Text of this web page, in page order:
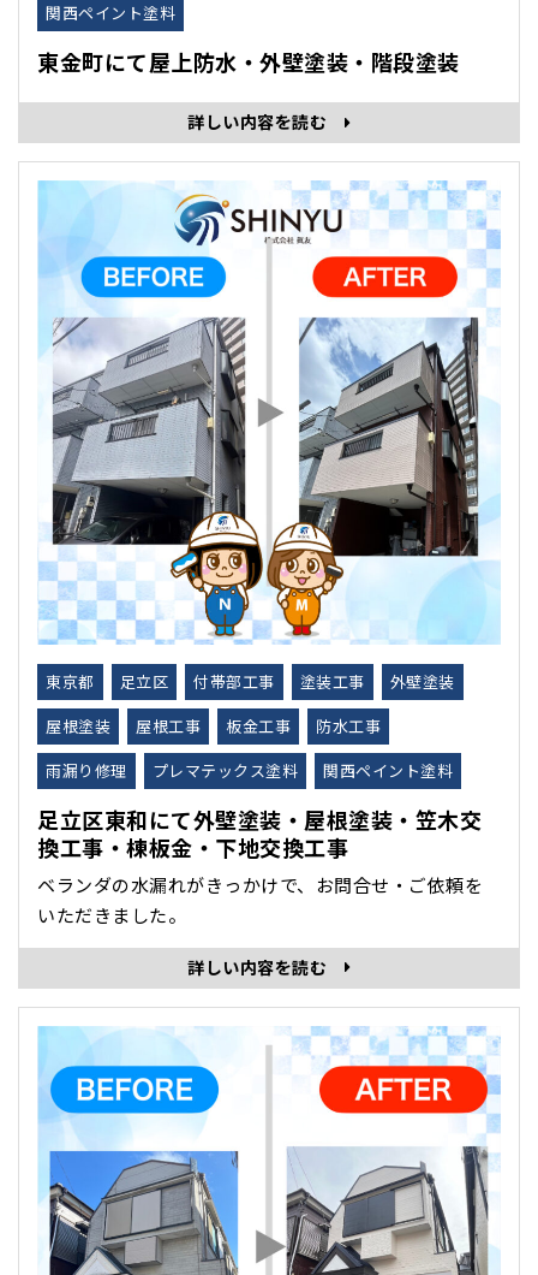
関西ペイント塗料
東金町にて屋上防水・外壁塗装・階段塗装
詳しい内容を読む
東京都 足立区 付帯部工事 塗装工事
外壁塗装
屋根塗装
屋根工事 板金工事
防水工事
雨漏り修理
プレマテックス塗料 関西ペイント塗料
足立区東和にて外壁塗装・屋根塗装・笠木交
換工事・棟板金・下地交換工事
ベランダの水漏れがきっかけで、お問合せ・ご依頼を
いただきました。
詳しい内容を読む